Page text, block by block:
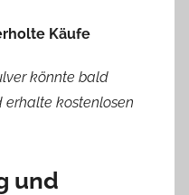
Käufe
könnte bald
erhalte kostenlosen
und